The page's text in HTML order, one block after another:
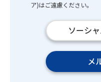
ア)はご遠慮ください。
ソーシ
メ